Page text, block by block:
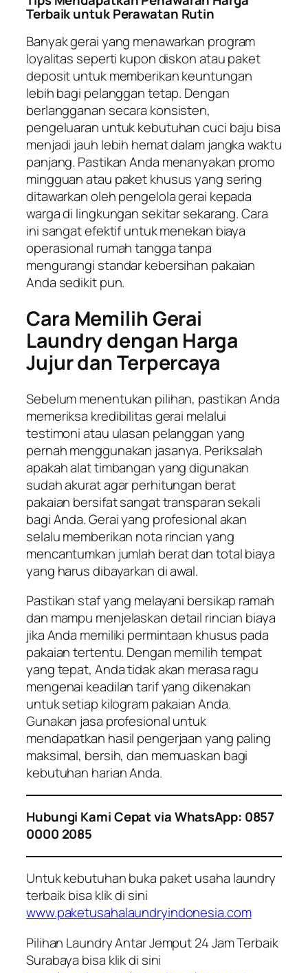
Terbaik untuk Perawatan Rutin
Banyak gerai yang menawarkan program
loyalitas seperti kupon diskon atau paket
deposit untuk memberikan keuntungan
lebih bagi pelanggan tetap. Dengan
berlangganan secara konsisten,
pengeluaran untuk kebutuhan cuci baju bisa
menjadi jauh lebih hemat dalam jangka waktu
panjang. Pastikan Anda menanyakan promo
mingguan atau paket khusus yang sering
ditawarkan oleh pengelola gerai kepada
warga di lingkungan sekitar sekarang. Cara
ini sangat efektif untuk menekan biaya
operasional rumah tangga tanpa
mengurangi standar kebersihan pakaian
Anda sedikit pun.
Cara Memilih Gerai
Laundry dengan Harga
Jujur dan Terpercaya
Sebelum menentukan pilihan, pastikan Anda
memeriksa kredibilitas gerai melalui
testimoni atau ulasan pelanggan yang
pernah menggunakan jasanya. Periksalah
apakah alat timbangan yang digunakan
sudah akurat agar perhitungan berat
pakaian bersifat sangat transparan sekali
bagi Anda. Gerai yang profesional akan
selalu memberikan nota rincian yang
mencantumkan jumlah berat dan total biaya
yang harus dibayarkan di awal.
Pastikan staf yang melayani bersikap ramah
dan mampu menjelaskan detail rincian biaya
jika Anda memiliki permintaan khusus pada
pakaian tertentu. Dengan memilih tempat
yang tepat, Anda tidak akan merasa ragu
mengenai keadilan tarif yang dikenakan
untuk setiap kilogram pakaian Anda.
Gunakan jasa profesional untuk
mendapatkan hasil pengerjaan yang paling
maksimal, bersih, dan memuaskan bagi
kebutuhan harian Anda.
Hubungi Kami Cepat via WhatsApp: 0857
0000 2085
Untuk kebutuhan buka paket usaha laundry
terbaik bisa klik di sini
www.paketusahalaundryindonesia.com
Pilihan Laundry Antar Jemput 24 Jam Terbaik
Surabaya bisa klik di sini